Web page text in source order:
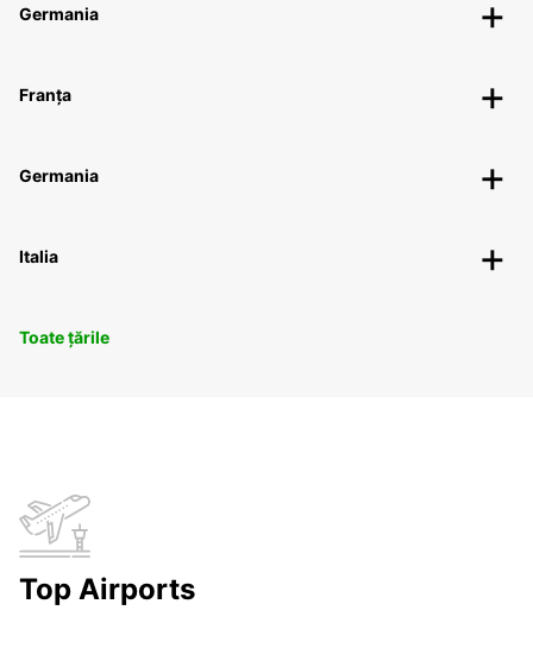
Germania
Franța
Germania
Italia
Toate țările
Top Airports